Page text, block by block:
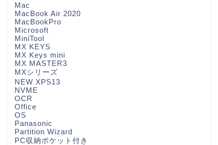
Mac
MacBook Air 2020
MacBookPro
Microsoft
MiniTool
MX KEYS
MX Keys mini
MX MASTER3
MXシリーズ
NEW XPS13
NVME
OCR
Office
OS
Panasonic
Partition Wizard
PC収納ポケット付き